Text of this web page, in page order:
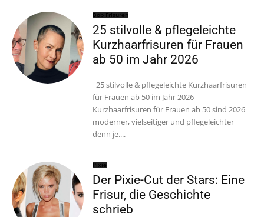
Bob Frisuren
25 stilvolle & pflegeleichte
Kurzhaarfrisuren für Frauen
ab 50 im Jahr 2026
25 stilvolle & pflegeleichte Kurzhaarfrisuren
für Frauen ab 50 im Jahr 2026
Kurzhaarfrisuren für Frauen ab 50 sind 2026
moderner, vielseitiger und pflegeleichter
denn je....
Pixie
Der Pixie-Cut der Stars: Eine
Frisur, die Geschichte
schrieb